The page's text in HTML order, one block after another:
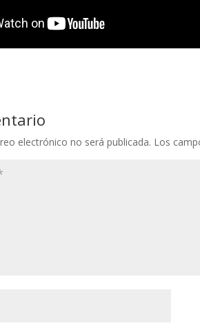
electrónico no será publicada. Los